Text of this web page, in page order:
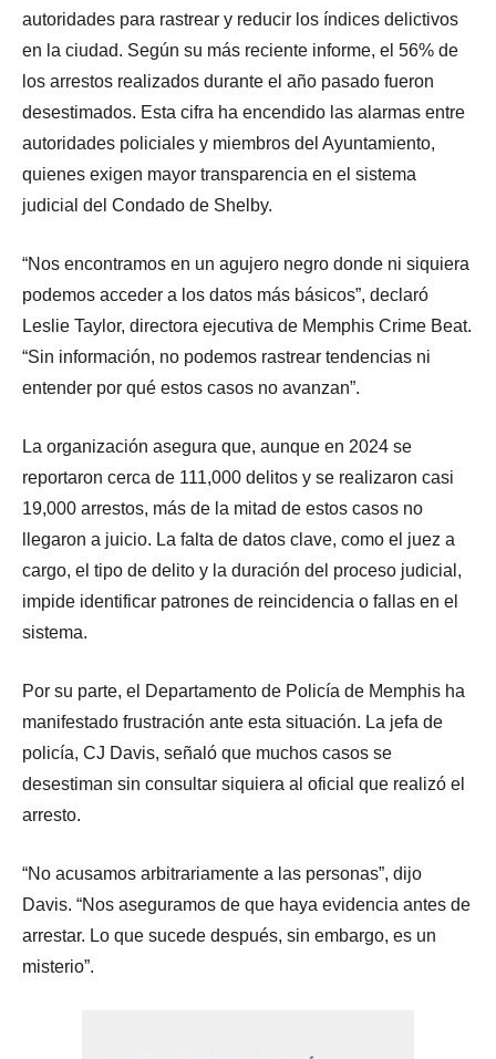
autoridades para rastrear y reducir los índices delictivos
en la ciudad. Según su más reciente informe, el 56% de
los arrestos realizados durante el año pasado fueron
desestimados. Esta cifra ha encendido las alarmas entre
autoridades policiales y miembros del Ayuntamiento,
quienes exigen mayor transparencia en el sistema
judicial del Condado de Shelby.
“Nos encontramos en un agujero negro donde ni siquiera
podemos acceder a los datos más básicos”, declaró
Leslie Taylor, directora ejecutiva de Memphis Crime Beat.
“Sin información, no podemos rastrear tendencias ni
entender por qué estos casos no avanzan”.
La organización asegura que, aunque en 2024 se
reportaron cerca de 111,000 delitos y se realizaron casi
19,000 arrestos, más de la mitad de estos casos no
llegaron a juicio. La falta de datos clave, como el juez a
cargo, el tipo de delito y la duración del proceso judicial,
impide identificar patrones de reincidencia o fallas en el
sistema.
Por su parte, el Departamento de Policía de Memphis ha
manifestado frustración ante esta situación. La jefa de
policía, CJ Davis, señaló que muchos casos se
desestiman sin consultar siquiera al oficial que realizó el
arresto.
“No acusamos arbitrariamente a las personas”, dijo
Davis. “Nos aseguramos de que haya evidencia antes de
arrestar. Lo que sucede después, sin embargo, es un
misterio”.